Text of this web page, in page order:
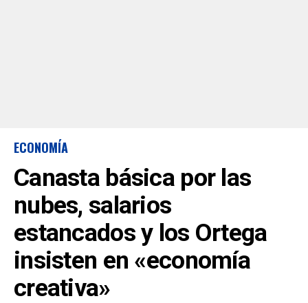
ECONOMÍA
Canasta básica por las
nubes, salarios
estancados y los Ortega
insisten en «economía
creativa»